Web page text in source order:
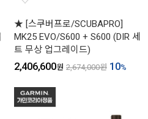
★ [스쿠버프로/SCUBAPRO]
MK25 EVO/S600 + S600 (DIR 세
트 무상 업그레이드)
2,406,600원 2,674,000원 10%